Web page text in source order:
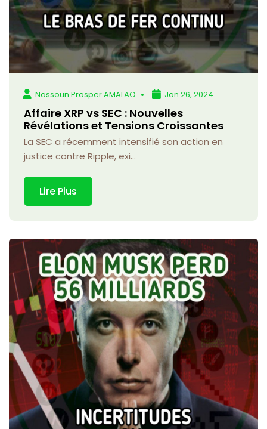
Nassoun Prosper AMALAO Jan 26, 2024
Affaire XRP vs SEC : Nouvelles
Révélations et Tensions Croissantes
La SEC a récemment intensifié son action en
justice contre Ripple, exi...
Lire Plus